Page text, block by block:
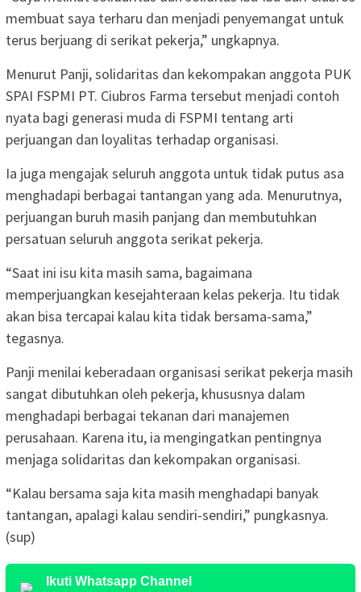
membuat saya terharu dan menjadi penyemangat untuk
terus berjuang di serikat pekerja,” ungkapnya.
Menurut Panji, solidaritas dan kekompakan anggota PUK
SPAI FSPMI PT. Ciubros Farma tersebut menjadi contoh
nyata bagi generasi muda di FSPMI tentang arti
perjuangan dan loyalitas terhadap organisasi.
Ia juga mengajak seluruh anggota untuk tidak putus asa
menghadapi berbagai tantangan yang ada. Menurutnya,
perjuangan buruh masih panjang dan membutuhkan
persatuan seluruh anggota serikat pekerja.
“Saat ini isu kita masih sama, bagaimana
memperjuangkan kesejahteraan kelas pekerja. Itu tidak
akan bisa tercapai kalau kita tidak bersama-sama,”
tegasnya.
Panji menilai keberadaan organisasi serikat pekerja masih
sangat dibutuhkan oleh pekerja, khususnya dalam
menghadapi berbagai tekanan dari manajemen
perusahaan. Karena itu, ia mengingatkan pentingnya
menjaga solidaritas dan kekompakan organisasi.
“Kalau bersama saja kita masih menghadapi banyak
tantangan, apalagi kalau sendiri-sendiri,” pungkasnya.
(sup)
Ikuti Whatsapp Channel